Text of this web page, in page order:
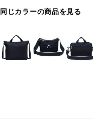
同じカラーの商品を見る